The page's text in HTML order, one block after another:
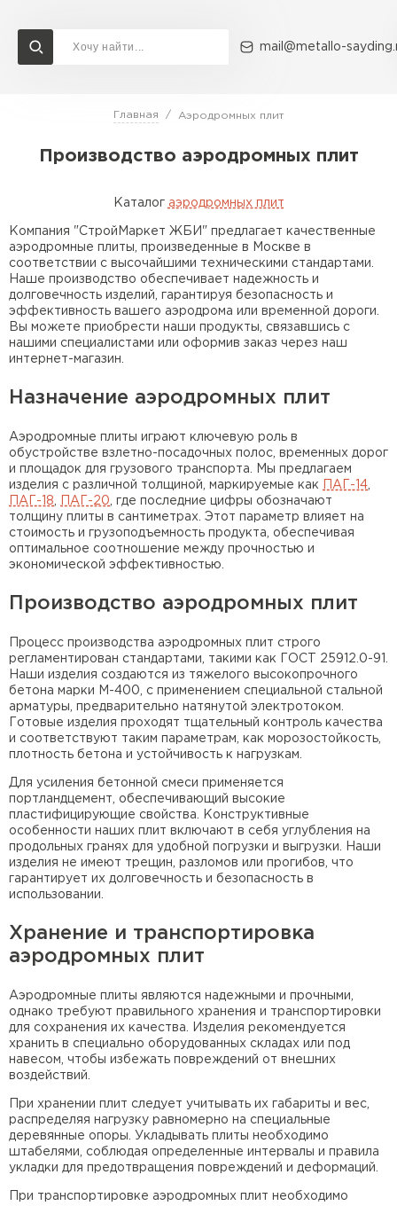
mail@metallo-
Главная Аэродромных плит
Производство аэродромных плит
Каталог аэродромных плит
Компания "СтройМаркет ЖБИ" предлагает качественные
аэродромные плиты, произведенные в Москве в
соответствии с высочайшими техническими стандартами.
Наше производство обеспечивает надежность и
долговечность изделий, гарантируя безопасность и
эффективность вашего аэродрома или временной дороги.
Вы можете приобрести наши продукты, связавшись с
нашими специалистами или оформив заказ через наш
интернет-магазин.
Назначение аэродромных плит
Аэродромные плиты играют ключевую роль в
обустройстве взлетно-посадочных полос, временных дорог
и площадок для грузового транспорта. Мы предлагаем
изделия с различной толщиной, маркируемые как
ПАГ-14
ПАГ-18
ПАГ-20 , где последние цифры обозначают
толщину плиты в сантиметрах. Этот параметр влияет на
стоимость и грузоподъемность продукта, обеспечивая
оптимальное соотношение между прочностью и
экономической эффективностью.
Производство аэродромных плит
Процесс производства аэродромных плит строго
регламентирован стандартами, такими как ГОСТ 25912.0-91.
Наши изделия создаются из тяжелого высокопрочного
бетона марки M-400, с применением специальной стальной
арматуры, предварительно натянутой электротоком.
Готовые изделия проходят тщательный контроль качества
и соответствуют таким параметрам, как морозостойкость,
плотность бетона и устойчивость к нагрузкам.
Для усиления бетонной смеси применяется
портландцемент, обеспечивающий высокие
пластифицирующие свойства. Конструктивные
особенности наших плит включают в себя углубления на
продольных гранях для удобной погрузки и выгрузки. Наши
изделия не имеют трещин, разломов или прогибов, что
гарантирует их долговечность и безопасность в
использовании.
Хранение и транспортировка
аэродромных плит
Аэродромные плиты являются надежными и прочными,
однако требуют правильного хранения и транспортировки
для сохранения их качества. Изделия рекомендуется
хранить в специально оборудованных складах или под
навесом, чтобы избежать повреждений от внешних
воздействий.
При хранении плит следует учитывать их габариты и вес,
распределяя нагрузку равномерно на специальные
деревянные опоры. Укладывать плиты необходимо
штабелями, соблюдая определенные интервалы и правила
укладки для предотвращения повреждений и деформаций.
При транспортировке аэродромных плит необходимо
Доставка и оплата Акции